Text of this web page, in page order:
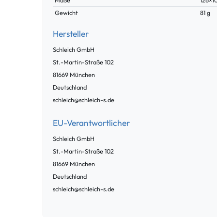
Gewicht
81 g
Hersteller
Schleich GmbH
St.-Martin-Straße102
81669 München
Deutschland
schleich@schleich-s.de
EU-Verantwortlicher
Schleich GmbH
St.-Martin-Straße102
81669 München
Deutschland
schleich@schleich-s.de